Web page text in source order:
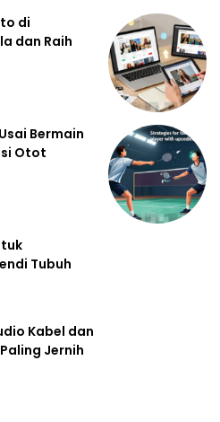
di
dan Raih
Bermain
Otot
Tubuh
Kabel dan
Jernih